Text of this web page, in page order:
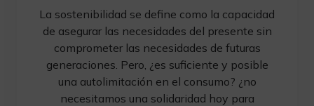
La sostenibilidad se define como la capacidad
de asegurar las necesidades del presente sin
comprometer las necesidades de futuras
generaciones. Pero, ¿es suficiente y posible
una autolimitación en el consumo? ¿no
necesitamos una solidaridad hoy para